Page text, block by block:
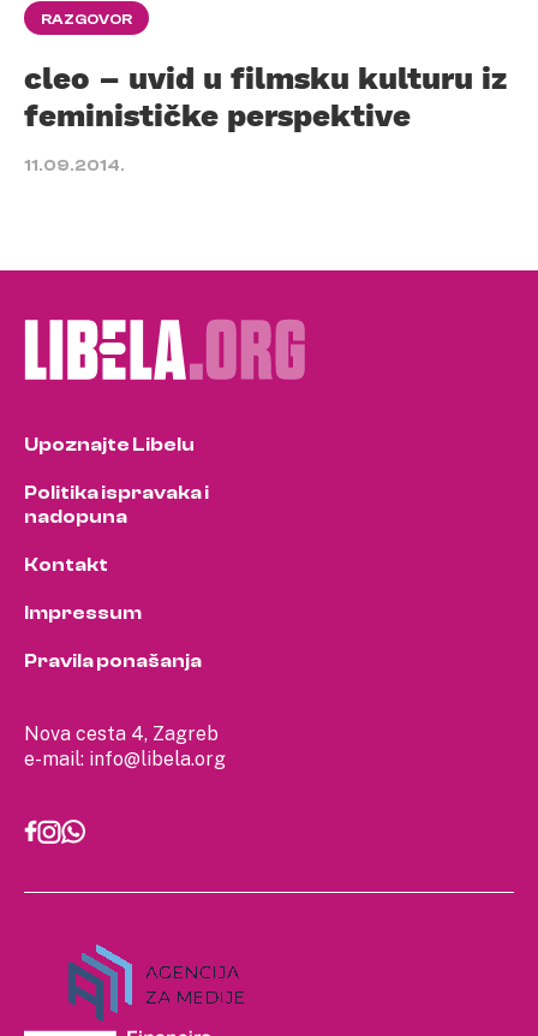
RAZGOVOR
cleo – uvid u filmsku kulturu iz
feminističke perspektive
11.09.2014.
Nova cesta 4, Zagreb
e-mail: info@libela.org
Upoznajte Libelu
Politika ispravaka i
nadopuna
Kontakt
Impressum
Pravila ponašanja